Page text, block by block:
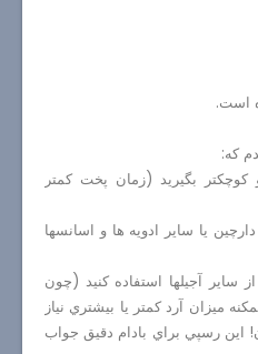
است.
كه:
كوچكتر بگيريد (زمان پخت كمتر
يا ساير ادويه ها و اسانسها
ساير آجيلها استفاده كنيد (چون
ميزان آرد كمتر يا بيشتري نياز
اين رسپي براي بادام دقيق جواب